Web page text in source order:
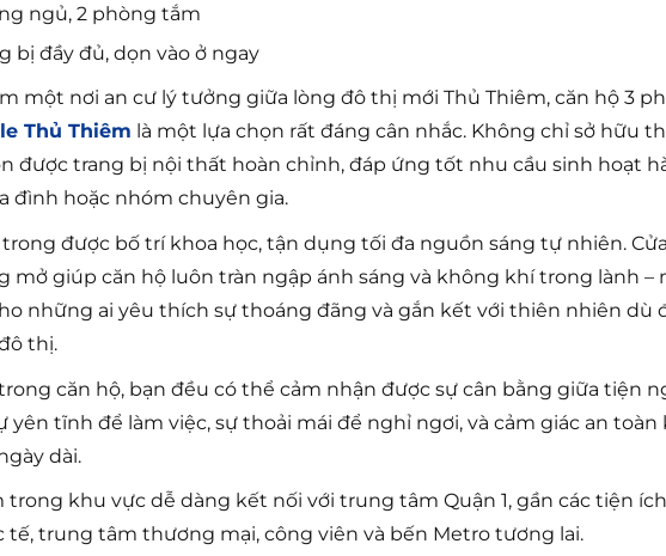
ngủ, 2 phòng tắm
bị đầy đủ, dọn vào ở ngay
một nơi an cư lý tưởng giữa lòng đô thị mới Thủ Thiêm, căn hộ 3
Thủ Thiêm là một lựa chọn rất đáng cân nhắc. Không chỉ sở hữu
được trang bị nội thất hoàn chỉnh, đáp ứng tốt nhu cầu sinh hoạt
đình hoặc nhóm chuyên gia.
được bố trí khoa học, tận dụng tối đa nguồn sáng tự nhiên.
mở giúp căn hộ luôn tràn ngập ánh sáng và không khí trong lành –
những ai yêu thích sự thoáng đãng và gắn kết với thiên nhiên dù
thị.
căn hộ, bạn đều có thể cảm nhận được sự cân bằng giữa tiện
yên tĩnh để làm việc, sự thoải mái để nghỉ ngơi, và cảm giác an toàn
dài.
trong khu vực dễ dàng kết nối với trung tâm Quận 1, gần các tiện
tế, trung tâm thương mại, công viên và bến Metro tương lai.